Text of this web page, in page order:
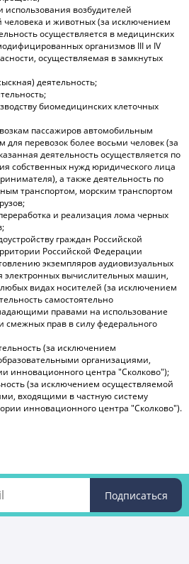
использования возбудителей
и животных (за исключением
осуществляется в медицинских
организмов III и IV
осуществляемая в замкнутых
деятельность;
биомедицинских клеточных
пассажиров автомобильным
перевозок более восьми человек (за
деятельность осуществляется по
собственных нужд юридического лица
а также деятельность по
транспортом, морским транспортом
и реализация лома черных
граждан Российской
Российской Федерации
экземпляров аудиовизуальных
электронных вычислительных машин,
видах носителей (за исключением
самостоятельно
правами на использование
смежных прав в силу федерального
(за исключением
организациями,
инновационного центра "Сколково");
(за исключением осуществляемой
входящими в частную систему
инновационного центра "Сколково").